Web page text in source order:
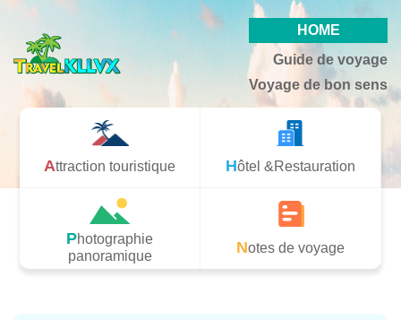
HOME
Guide de voyage
Voyage de bon sens
Attraction touristique Hôtel &Restauration
Photographie
panoramique
Notes de voyage